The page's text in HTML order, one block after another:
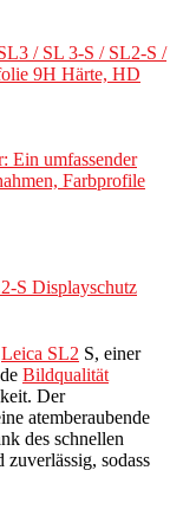
/ SL 3-S / SL2-S /
9H Härte, HD
Ein umfassender
Farbprofile
S Displayschutz
Leica SL2 S, einer
Bildqualität
Der
atemberaubende
des schnellen
sodass